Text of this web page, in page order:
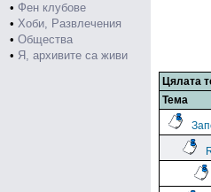
• Фен клубове
• Хоби, Развлечения
• Общества
• Я, архивите са живи
Цялата
Тема